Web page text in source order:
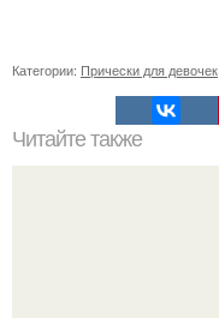
Категории: Прически для девочек
Читайте также